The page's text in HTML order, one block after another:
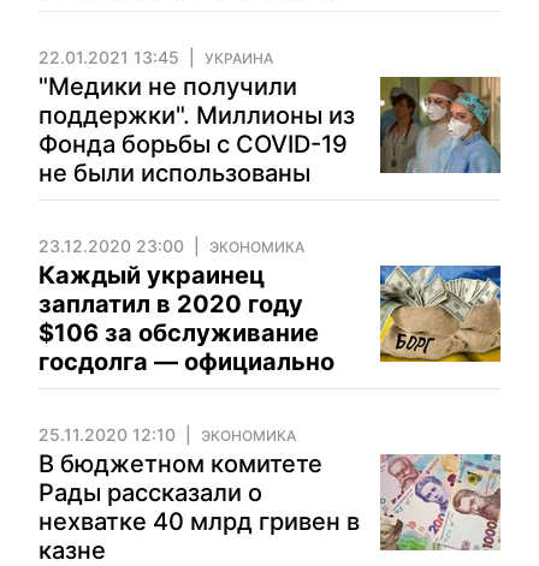
22.01.2021 13:45 УКРАИНА
"Медики не получили
поддержки". Миллионы из
Фонда борьбы с COVID-19
не были использованы
23.12.2020 23:00 ЭКОНОМИКА
Каждый украинец
заплатил в 2020 году
$106 за обслуживание
госдолга — официально
25.11.2020 12:10 ЭКОНОМИКА
В бюджетном комитете
Рады рассказали о
нехватке 40 млрд гривен в
казне